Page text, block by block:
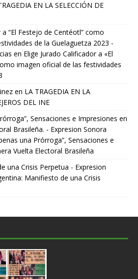
EN LA SELECCIÓN DE
a “El Festejo de Centéotl” como
de la Guelaguetza 2023 -
en Elige Jurado Calificador a «El
imagen oficial de las festividades
en LA TRAGEDIA EN LA
DEL INE
Sensaciones e Impresiones en
Brasileña. - Expresion Sonora
una Prórroga”, Sensaciones e
Vuelta Electoral Brasileña
una Crisis Perpetua - Expresion
Manifiesto de una Crisis